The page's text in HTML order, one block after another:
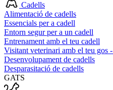
Cadells
Alimentació de cadells
Essencials per a cadell
Entorn segur per a un cadell
Entrenament amb el teu cadell
Visitant veterinari amb el teu gos
Desenvolupament de cadells
Desparasitació de cadells
GATS